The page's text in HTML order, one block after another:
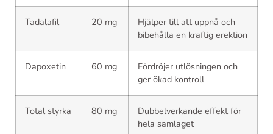
Tadalafil 20 mg
Hjälper till att uppnå och
bibehålla en kraftig erektion
Dapoxetin 60 mg
Fördröjer utlösningen och
ger ökad kontroll
Total styrka 80 mg
Dubbelverkande effekt för
hela samlaget